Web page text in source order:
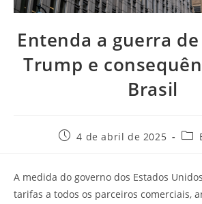
Entenda a guerra
Trump e
Brasil
4 de abril de 2025
A medida do governo dos Estados
tarifas a todos os parceiros comerciais,